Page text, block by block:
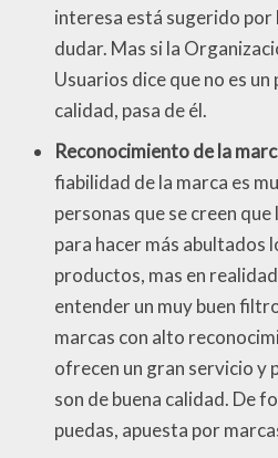
interesa está sugerido por
dudar. Mas si la
Usuarios dice que no es
calidad, pasa de él.
Reconocimiento de la
fiabilidad de la marca es
personas que se creen
para hacer más abultados
productos, mas en
entender un muy buen
marcas con alto
ofrecen un gran servicio y
son de buena calidad. De
puedas, apuesta por